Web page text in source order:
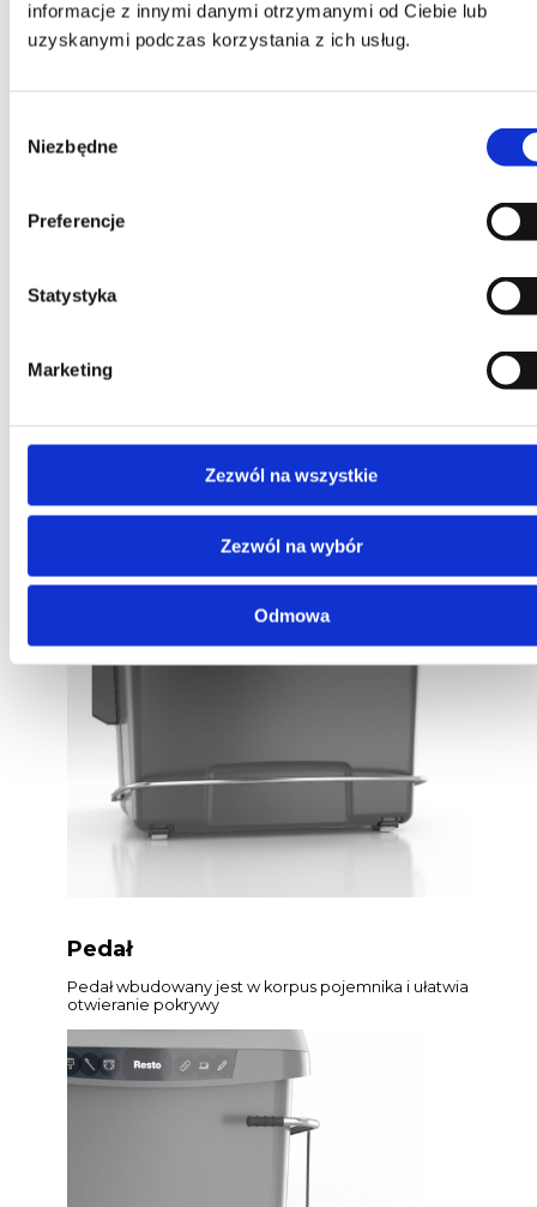
informacje z innymi danymi otrzymanymi od Ciebie lub
uzyskanymi podczas korzystania z ich usług.
zgody
Niezbędne
Preferencje
Statystyka
Marketing
Zezwól na wszystkie
Zezwól na wybór
Odmowa
Otwór wrzutowy na papier
Specjalna przegroda na chipy ułatwiające
lokalizację i identyfikację pojemnika
Pedał
Pedał wbudowany jest w korpus pojemnika i ułatwia
otwieranie pokrywy